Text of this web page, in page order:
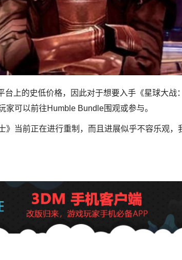
台上的史低价格，因此对于想要入手《星球大战
家可以前往Humble Bundle围观或参与。
》当前正在进行重制，而且进展似乎不容乐观